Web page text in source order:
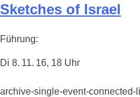
Sketches of Israel
Führung:
Di 8. 11. 16, 18 Uhr
archive-single-event-connected-